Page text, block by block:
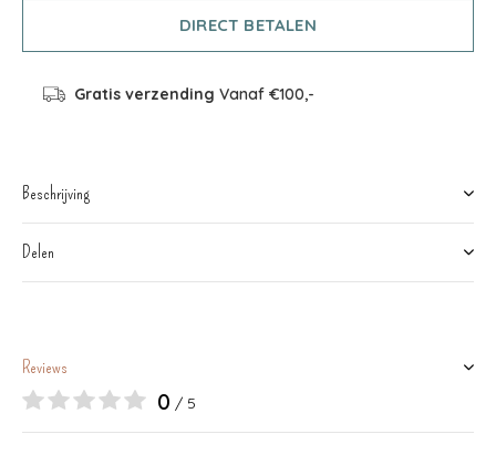
DIRECT BETALEN
Gratis verzending Vanaf €100,-
Beschrijving
Delen
Reviews
0 / 5